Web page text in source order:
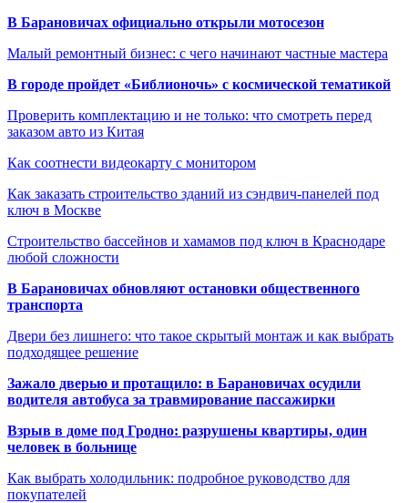
В Барановичах официально открыли мотосезон
Малый ремонтный бизнес: с чего начинают частные мастера
В городе пройдет «Библионочь» с космической тематикой
Проверить комплектацию и не только: что смотреть перед
заказом авто из Китая
Как соотнести видеокарту с монитором
Как заказать строительство зданий из сэндвич-панелей под
ключ в Москве
Строительство бассейнов и хамамов под ключ в Краснодаре
любой сложности
В Барановичах обновляют остановки общественного
транспорта
Двери без лишнего: что такое скрытый монтаж и как выбрать
подходящее решение
Зажало дверью и протащило: в Барановичах осудили
водителя автобуса за травмирование пассажирки
Взрыв в доме под Гродно: разрушены квартиры, один
человек в больнице
Как выбрать холодильник: подробное руководство для
покупателей